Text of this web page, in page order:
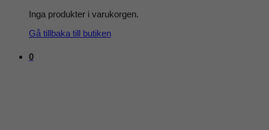
Inga produkter i varukorgen.
Gå tillbaka till butiken
0